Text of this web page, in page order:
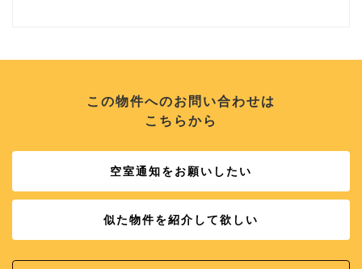
この物件へのお問い合わせは
こちらから
空室通知をお願いしたい
似た物件を紹介して欲しい